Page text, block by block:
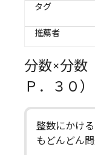
タグ
推薦者
分数×分
Ｐ．３０）
整数にかけ
もどんどん